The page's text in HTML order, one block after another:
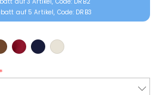
auf 5 Artikel, Code: DRB3
*